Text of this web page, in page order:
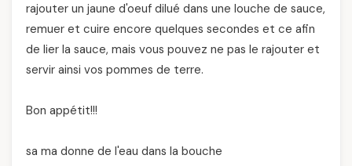
rajouter un jaune d'oeuf dilué dans une louche de sauce,
remuer et cuire encore quelques secondes et ce afin
de lier la sauce, mais vous pouvez ne pas le rajouter et
servir ainsi vos pommes de terre.
Bon appétit!!!
sa ma donne de l'eau dans la bouche